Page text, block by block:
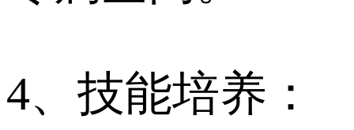
4、技能培养：